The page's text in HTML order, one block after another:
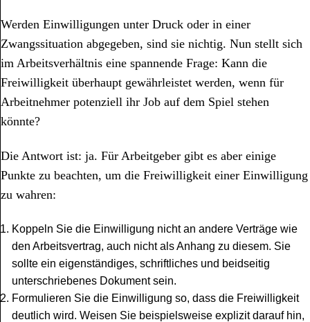
Werden Einwilligungen unter Druck oder in einer
Zwangssituation abgegeben, sind sie nichtig. Nun stellt sich
im Arbeitsverhältnis eine spannende Frage: Kann die
Freiwilligkeit überhaupt gewährleistet werden, wenn für
Arbeitnehmer potenziell ihr Job auf dem Spiel stehen
könnte?
Die Antwort ist: ja. Für Arbeitgeber gibt es aber einige
Punkte zu beachten, um die Freiwilligkeit einer Einwilligung
zu wahren:
Koppeln Sie die Einwilligung nicht an andere Verträge wie
den Arbeitsvertrag, auch nicht als Anhang zu diesem. Sie
sollte ein eigenständiges, schriftliches und beidseitig
unterschriebenes Dokument sein.
Formulieren Sie die Einwilligung so, dass die Freiwilligkeit
deutlich wird. Weisen Sie beispielsweise explizit darauf hin,